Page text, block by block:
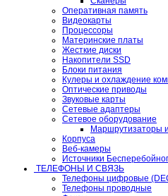
Оперативная память
Видеокарты
Процессоры
Материнские платы
Жесткие диски
Накопители SSD
Блоки питания
Кулеры и охлаждение
Оптические приводы
Звуковые карты
Сетевые адаптеры
Сетевое оборудование
Маршрутизаторы
Корпуса
Веб-камеры
Источники
ТЕЛЕФОНЫ И СВЯЗЬ
Телефоны цифровые
Телефоны проводные